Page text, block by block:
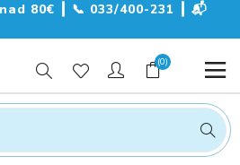
80€ ┃ 📞 033/400-231
📬
(0)